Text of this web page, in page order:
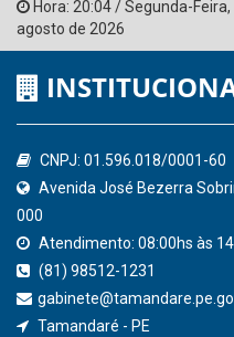
Ministério Público do
Controladoria-Geral da
Confederação Nacional de
QEdu
Consultar Convênios
Receber Informações